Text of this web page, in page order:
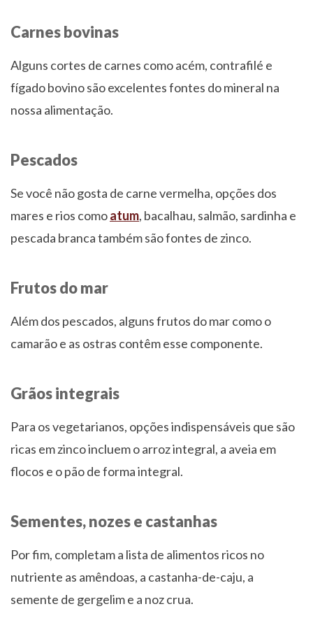
Carnes bovinas
Alguns cortes de carnes como acém, contrafilé e
fígado bovino são excelentes fontes do mineral na
nossa alimentação.
Pescados
Se você não gosta de carne vermelha, opções dos
mares e rios comoatum, bacalhau, salmão, sardinha e
pescada branca também são fontes de zinco.
Frutos do mar
Além dos pescados, alguns frutos do mar como o
camarão e as ostras contêm esse componente.
Grãos integrais
Para os vegetarianos, opções indispensáveis que são
ricas em zinco incluem o arroz integral, a aveia em
flocos e o pão de forma integral.
Sementes, nozes e castanhas
Por fim, completam a lista de alimentos ricos no
nutriente as amêndoas, a castanha-de-caju, a
semente de gergelim e a noz crua.